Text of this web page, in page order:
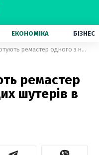
ЕКОНОМІКА БІЗНЕС
Розробники готують ремастер одного з найкращих шутерів в історії відеоігор
ремастер
шутерів в